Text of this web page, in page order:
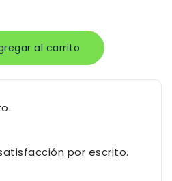
al carrito
por escrito.